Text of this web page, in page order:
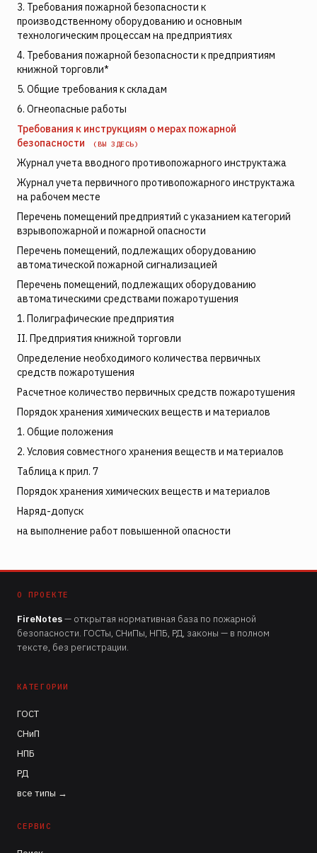
3. Требования пожарной безопасности к
производственному оборудованию и основным
технологическим процессам на предприятиях
4. Требования пожарной безопасности к предприятиям
книжной торговли*
5. Общие требования к складам
6. Огнеопасные работы
Требования к инструкциям о мерах пожарной
безопасности
(ВЫ ЗДЕСЬ)
Журнал учета вводного противопожарного инструктажа
Журнал учета первичного противопожарного инструктажа
на рабочем месте
Перечень помещений предприятий с указанием категорий
взрывопожарной и пожарной опасности
Перечень помещений, подлежащих оборудованию
автоматической пожарной сигнализацией
Перечень помещений, подлежащих оборудованию
автоматическими средствами пожаротушения
1. Полиграфические предприятия
II. Предприятия книжной торговли
Определение необходимого количества первичных
средств пожаротушения
Расчетное количество первичных средств пожаротушения
Порядок хранения химических веществ и материалов
1. Общие положения
2. Условия совместного хранения веществ и материалов
Таблица к прил. 7
Порядок хранения химических веществ и материалов
Наряд-допуск
на выполнение работ повышенной опасности
О ПРОЕКТЕ
FireNotes— открытая нормативная база по пожарной
безопасности. ГОСТы, СНиПы, НПБ, РД, законы — в полном
тексте, без регистрации.
КАТЕГОРИИ
ГОСТ
СНиП
НПБ
РД
все типы →
СЕРВИС